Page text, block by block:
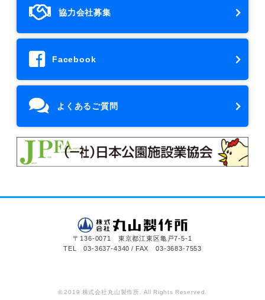
協力会社募集
Facebook
よくあるご質問
〒136-0071 東京都江東区亀戸7-5-1
TEL 03-3637-4340 / FAX 03-3683-7553
© 2019 株式会社丸山製作所. All Rights Reserved.